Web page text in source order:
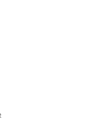
typ A T6ST
w.
typ A T6ST